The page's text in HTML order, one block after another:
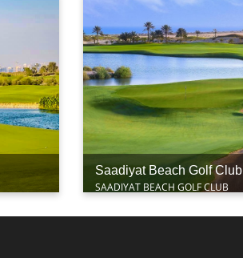
Saadiyat Beach Golf Club
SAADIYAT BEACH GOLF CLUB